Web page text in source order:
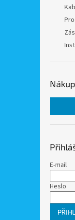
E-mail
Heslo